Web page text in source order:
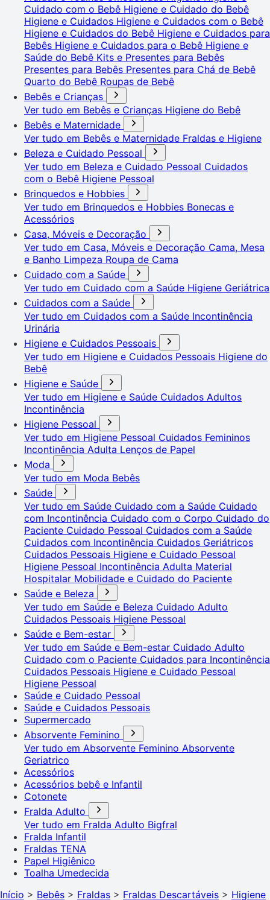
Cuidado com o Bebê Higiene e Cuidado do Bebê
Higiene e Cuidados Higiene e Cuidados com o Bebê
Higiene e Cuidados do Bebê Higiene e Cuidados para
Bebês Higiene e Cuidados para o Bebê Higiene e
Saúde do Bebê Kits e Presentes para Bebês
Presentes para Bebês Presentes para Chá de Bebê
Quarto do Bebê Roupas de Bebê
Bebês e Crianças
Ver tudo em Bebês e Crianças Higiene do Bebê
Bebês e Maternidade
Ver tudo em Bebês e Maternidade Fraldas e Higiene
Beleza e Cuidado Pessoal
Ver tudo em Beleza e Cuidado Pessoal Cuidados
com o Bebê Higiene Pessoal
Brinquedos e Hobbies
Ver tudo em Brinquedos e Hobbies Bonecas e
Acessórios
Casa, Móveis e Decoração
Ver tudo em Casa, Móveis e Decoração Cama, Mesa
e Banho Limpeza Roupa de Cama
Cuidado com a Saúde
Ver tudo em Cuidado com a Saúde Higiene Geriátrica
Cuidados com a Saúde
Ver tudo em Cuidados com a Saúde Incontinência
Urinária
Higiene e Cuidados Pessoais
Ver tudo em Higiene e Cuidados Pessoais Higiene do
Bebê
Higiene e Saúde
Ver tudo em Higiene e Saúde Cuidados Adultos
Incontinência
Higiene Pessoal
Ver tudo em Higiene Pessoal Cuidados Femininos
Incontinência Adulta Lenços de Papel
Moda
Ver tudo em Moda Bebês
Saúde
Ver tudo em Saúde Cuidado com a Saúde Cuidado
com Incontinência Cuidado com o Corpo Cuidado do
Paciente Cuidado Pessoal Cuidados com a Saúde
Cuidados com Incontinência Cuidados Geriátricos
Cuidados Pessoais Higiene e Cuidado Pessoal
Higiene Pessoal Incontinência Adulta Material
Hospitalar Mobilidade e Cuidado do Paciente
Saúde e Beleza
Ver tudo em Saúde e Beleza Cuidado Adulto
Cuidados Pessoais Higiene Pessoal
Saúde e Bem-estar
Ver tudo em Saúde e Bem-estar Cuidado Adulto
Cuidado com o Paciente Cuidados para Incontinência
Cuidados Pessoais Higiene e Cuidado Pessoal
Higiene Pessoal
Saúde e Cuidado Pessoal
Saúde e Cuidados Pessoais
Supermercado
Absorvente Feminino
Ver tudo em Absorvente Feminino Absorvente
Geriatrico
Acessórios
Acessórios bebê e Infantil
Cotonete
Fralda Adulto
Ver tudo em Fralda Adulto Bigfral
Fralda Infantil
Fraldas TENA
Papel Higiênico
Toalha Umedecida
Início > Bebês > Fraldas > Fraldas Descartáveis > Higiene